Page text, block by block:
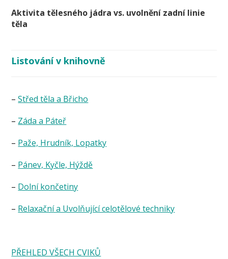
Aktivita tělesného jádra vs. uvolnění zadní linie
těla
Listování v knihovně
–Střed těla a Břicho
– Záda a Páteř
– Paže, Hrudník, Lopatky
– Pánev, Kyčle, Hýždě
– Dolní končetiny
– Relaxační a Uvolňující celotělové techniky
PŘEHLED VŠECH CVIKŮ